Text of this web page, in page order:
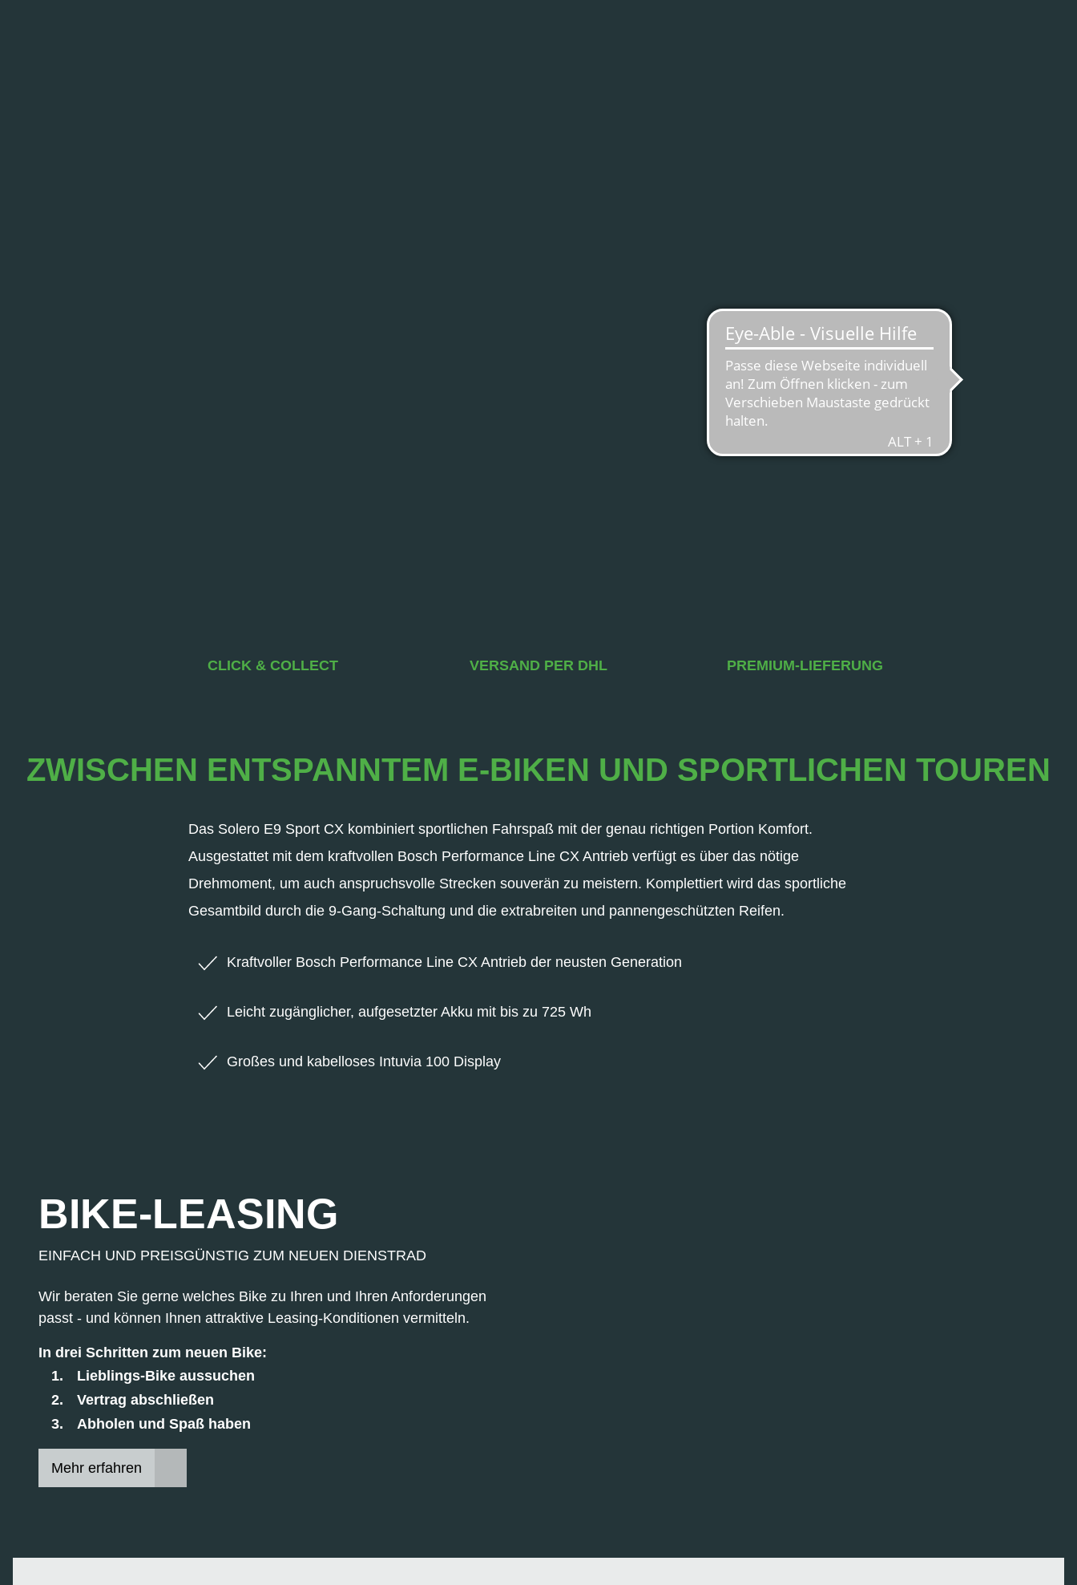
CLICK & COLLECT VERSAND PER DHL PREMIUM-LIEFERUNG
ZWISCHEN ENTSPANNTEM E-BIKEN UND SPORTLICHEN TOUREN
Das Solero E9 Sport CX kombiniert sportlichen Fahrspaß mit der genau richtigen Portion Komfort.
Ausgestattet mit dem kraftvollen Bosch Performance Line CX Antrieb verfügt es über das nötige
Drehmoment, um auch anspruchsvolle Strecken souverän zu meistern. Komplettiert wird das sportliche
Gesamtbild durch die 9-Gang-Schaltung und die extrabreiten und pannengeschützten Reifen.
Kraftvoller Bosch Performance Line CX Antrieb der neusten Generation
Leicht zugänglicher, aufgesetzter Akku mit bis zu 725 Wh
Großes und kabelloses Intuvia 100 Display
BIKE-LEASING
EINFACH UND PREISGÜNSTIG ZUM NEUEN DIENSTRAD
Wir beraten Sie gerne welches Bike zu Ihren und Ihren Anforderungen
passt - und können Ihnen attraktive Leasing-Konditionen vermitteln.
In drei Schritten zum neuen Bike:
Lieblings-Bike aussuchen
Vertrag abschließen
Abholen und Spaß haben
Mehr erfahren